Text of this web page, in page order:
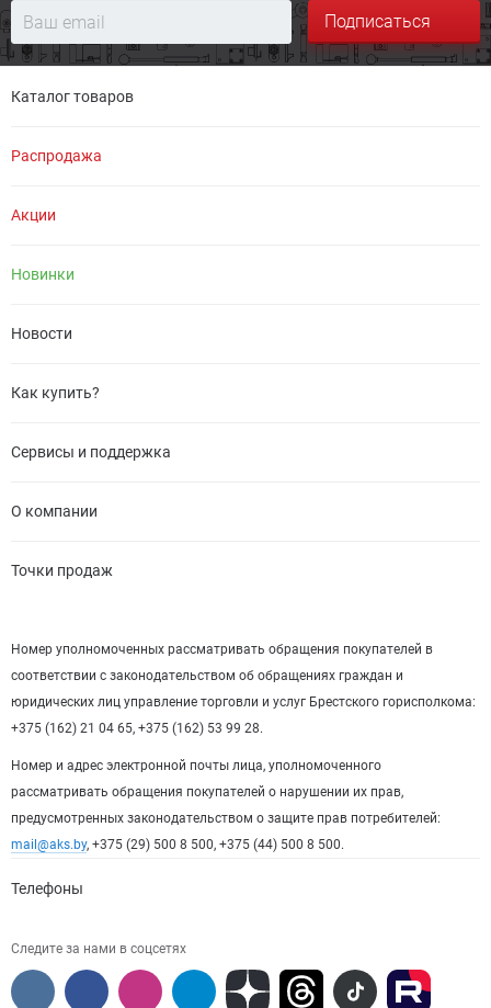
Подписаться
Каталог товаров
Распродажа
Акции
Новинки
Новости
Как купить?
Сервисы и поддержка
О компании
Точки продаж
Номер уполномоченных рассматривать обращения покупателей в
соответствии с законодательством об обращениях граждан и
юридических лиц управление торговли и услуг Брестского горисполкома:
+375 (162) 21 04 65, +375 (162) 53 99 28.
Номер и адрес электронной почты лица, уполномоченного
рассматривать обращения покупателей о нарушении их прав,
предусмотренных законодательством о защите прав потребителей:
mail@aks.by, +375 (29) 500 8 500, +375 (44) 500 8 500.
Телефоны
Следите за нами в соцсетях